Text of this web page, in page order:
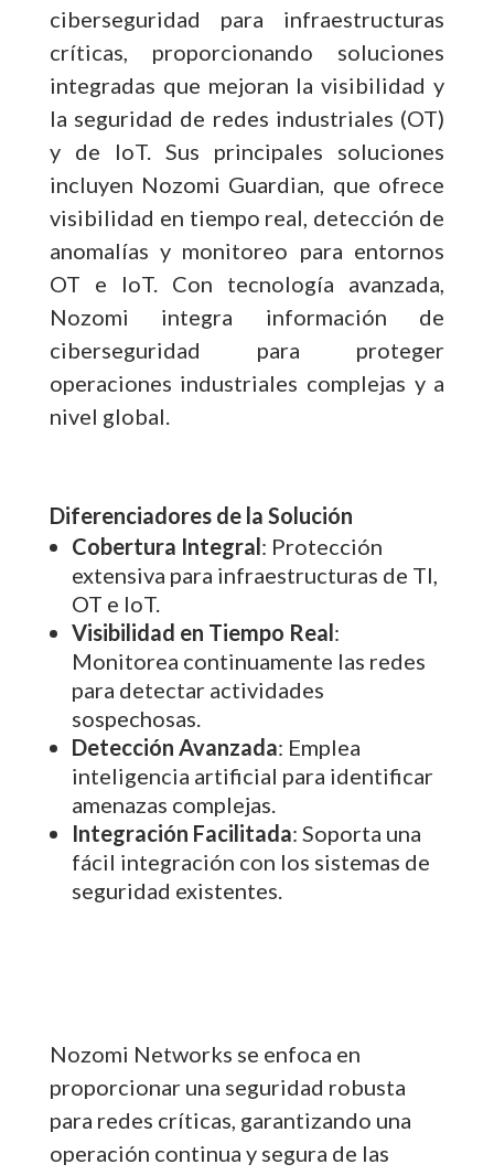
ciberseguridad para infraestructuras
críticas, proporcionando soluciones
integradas que mejoran la visibilidad y
la seguridad de redes industriales (OT)
y de IoT. Sus principales soluciones
incluyen Nozomi Guardian, que ofrece
visibilidad en tiempo real, detección de
anomalías y monitoreo para entornos
OT e IoT. Con tecnología avanzada,
Nozomi integra información de
ciberseguridad para proteger
operaciones industriales complejas y a
nivel global.
Diferenciadores de la Solución
Cobertura Integral: Protección
extensiva para infraestructuras de TI,
OT e IoT.
Visibilidad en Tiempo Real:
Monitorea continuamente las redes
para detectar actividades
sospechosas.
Detección Avanzada: Emplea
inteligencia artificial para identificar
amenazas complejas.
Integración Facilitada: Soporta una
fácil integración con los sistemas de
seguridad existentes.
Nozomi Networks se enfoca en
proporcionar una seguridad robusta
para redes críticas, garantizando una
operación continua y segura de las